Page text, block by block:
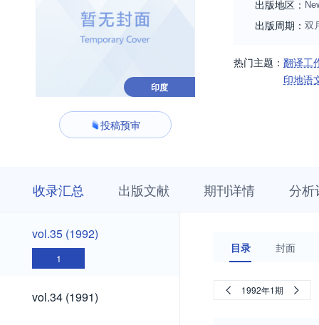
印度
投稿预审
出版地区：
出版周期： 双
热门主题： 翻译工
印地语
收录汇总 出版文献 期刊详情 分析
vol.35
(1992)
vol.35 (1992)
1
vol.34
(1991)
vol.34 (1991)
目录 封面
1992年1期